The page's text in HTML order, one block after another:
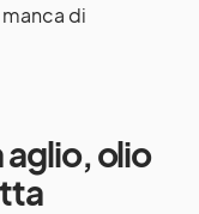
di
aglio, olio